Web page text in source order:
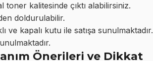
kalitesinde çıktı alabilirsiniz.
doldurulabilir.
kapalı kutu ile satışa sunulmaktadır.
Önerileri ve Dikkat